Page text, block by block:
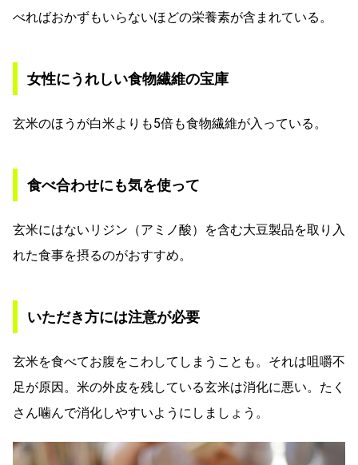
べればおかずもいらないほどの栄養素が含まれている。
女性にうれしい食物繊維の宝庫
玄米のほうが白米よりも5倍も食物繊維が入っている。
食べ合わせにも気を使って
玄米にはないリジン（アミノ酸）を含む大豆製品を取り入
れた食事を摂るのがおすすめ。
いただき方には注意が必要
玄米を食べてお腹をこわしてしまうことも。それは咀嚼不
足が原因。米の外皮を残している玄米は消化に悪い。たく
さん噛んで消化しやすいようにしましょう。